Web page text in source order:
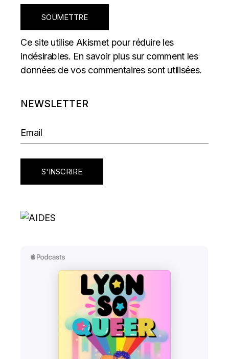
SOUMETTRE
Ce site utilise Akismet pour réduire les
indésirables. En savoir plus sur comment les
données de vos commentaires sont utilisées.
NEWSLETTER
S'INSCRIRE